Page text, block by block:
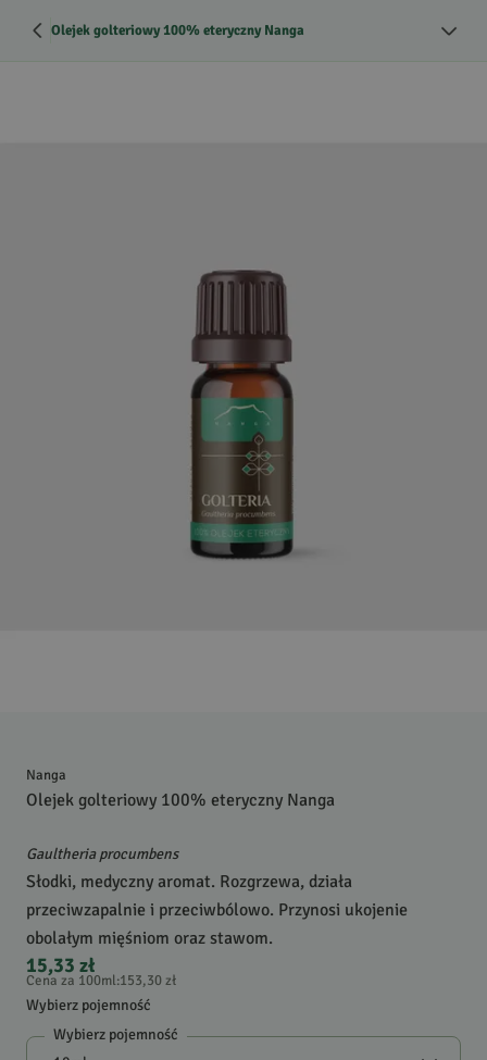
Olejek golteriowy 100% eteryczny Nanga
Nanga
Olejek golteriowy 100% eteryczny Nanga
Gaultheria procumbens
Słodki, medyczny aromat. Rozgrzewa, działa
przeciwzapalnie i przeciwbólowo. Przynosi ukojenie
obolałym mięśniom oraz stawom.
15,33 zł
Cena za 100ml:153,30 zł
Wybierz pojemność
Wybierz pojemność